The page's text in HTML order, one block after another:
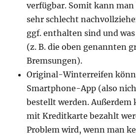
verfügbar. Somit kann man
sehr schlecht
ggf. enthalten sind und
(z. B. die oben genannten
Bremsungen).
Original-Winterreifen
Smartphone-App (also
bestellt werden. Außerdem
mit Kreditkarte bezahlt
Problem wird, wenn man